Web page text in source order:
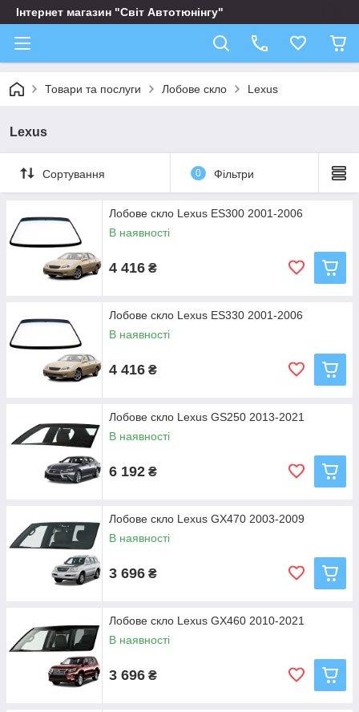
Інтернет магазин "Світ Автотюнінгу"
Товари та послуги Лобове скло Lexus
Lexus
Сортування 0 Фільтри
Лобове скло Lexus ES300 2001-2006
В наявності
4 416 ₴
Лобове скло Lexus ES330 2001-2006
В наявності
4 416 ₴
Лобове скло Lexus GS250 2013-2021
В наявності
6 192 ₴
Лобове скло Lexus GX470 2003-2009
В наявності
3 696 ₴
Лобове скло Lexus GX460 2010-2021
В наявності
3 696 ₴